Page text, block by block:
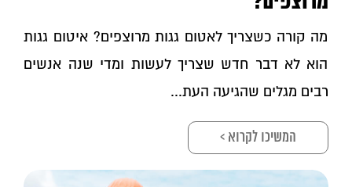
מה קורה כשצריך לאטום גגות מרוצפים? איטום גגות
הוא לא דבר חדש שצריך לעשות ומדי שנה אנשים
רבים מגלים שהגיעה העת...
המשיכו לקרוא >